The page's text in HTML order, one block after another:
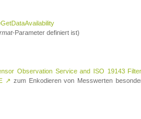
-Parameter definiert ist)
Observation Service and ISO 19143
↗ zum Enkodieren von Messwerten